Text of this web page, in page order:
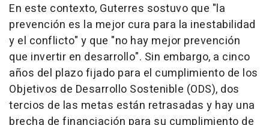
En este contexto, Guterres sostuvo que "la
prevención es la mejor cura para la inestabilidad
y el conflicto" y que "no hay mejor prevención
que invertir en desarrollo". Sin embargo, a cinco
años del plazo fijado para el cumplimiento de los
Objetivos de Desarrollo Sostenible (ODS), dos
tercios de las metas están retrasadas y hay una